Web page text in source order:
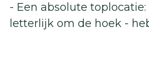
- Een absolute
letterlijk om de hoek -